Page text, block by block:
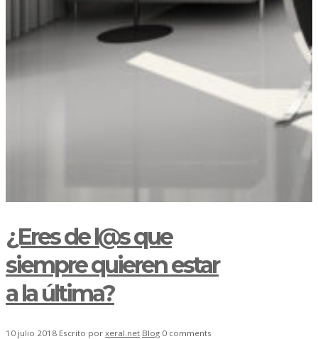
¿Eres de l@s que
siempre quieren estar
a la última?
10 julio 2018 Escrito por xeral.net Blog 0 comments